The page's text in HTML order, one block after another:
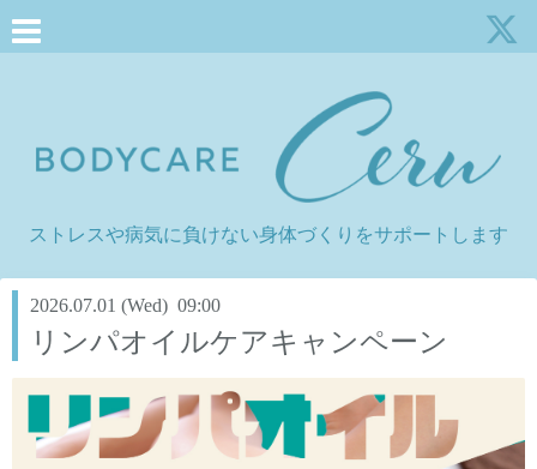
ストレスや病気に負けない身体づくりをサポートします
2026.07.01 (Wed) 09:00
リンパオイルケアキャンペーン